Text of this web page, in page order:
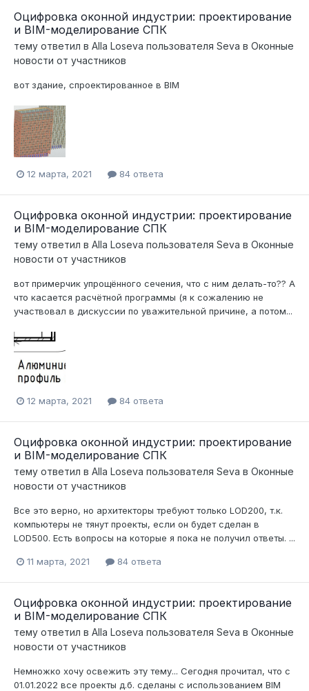
Оцифровка оконной индустрии: проектирование
и BIM-моделирование СПК
тему ответил в Alla Loseva пользователя Seva в Оконные
новости от участников
вот здание, спроектированное в BIM
12 марта, 2021 84 ответа
Оцифровка оконной индустрии: проектирование
и BIM-моделирование СПК
тему ответил в Alla Loseva пользователя Seva в Оконные
новости от участников
вот примерчик упрощённого сечения, что с ним делать-то?? А
что касается расчётной программы (я к сожалению не
участвовал в дискуссии по уважительной причине, а потом...
12 марта, 2021 84 ответа
Оцифровка оконной индустрии: проектирование
и BIM-моделирование СПК
тему ответил в Alla Loseva пользователя Seva в Оконные
новости от участников
Все это верно, но архитекторы требуют только LOD200, т.к.
компьютеры не тянут проекты, если он будет сделан в
LOD500. Есть вопросы на которые я пока не получил ответы. ...
11 марта, 2021 84 ответа
Оцифровка оконной индустрии: проектирование
и BIM-моделирование СПК
тему ответил в Alla Loseva пользователя Seva в Оконные
новости от участников
Немножко хочу освежить эту тему... Сегодня прочитал, что с
01.01.2022 все проекты д.б. сделаны с использованием BIM